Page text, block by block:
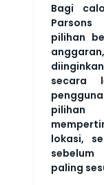
Bagi
Parsons
pilihan
secara
lokasi,
paling